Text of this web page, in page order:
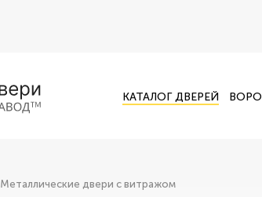
КАТАЛОГ ДВЕРЕЙ
Металлические двери с витражом